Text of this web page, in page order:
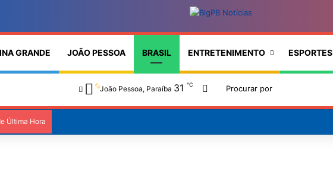
GRANDE JOÃO PESSOA BRASIL ENTRETENIMENTO ESPORTES
João Pessoa, Paraíba 31 ℃ Switch skin
Última Hora